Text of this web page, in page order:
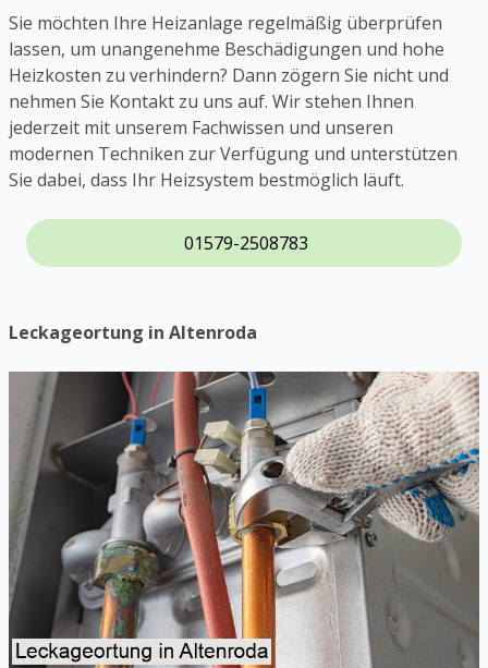
Sie möchten Ihre Heizanlage regelmäßig überprüfen
lassen, um unangenehme Beschädigungen und hohe
Heizkosten zu verhindern? Dann zögern Sie nicht und
nehmen Sie Kontakt zu uns auf. Wir stehen Ihnen
jederzeit mit unserem Fachwissen und unseren
modernen Techniken zur Verfügung und unterstützen
Sie dabei, dass Ihr Heizsystem bestmöglich läuft.
01579-2508783
Leckageortung in Altenroda